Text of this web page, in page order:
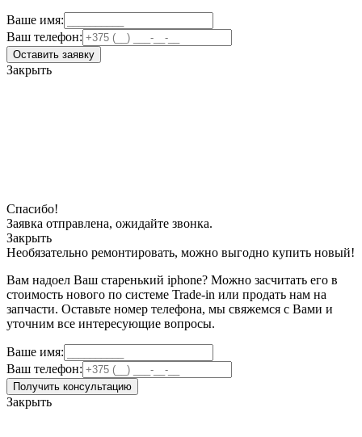
Ваше имя:
Ваш телефон:
Оставить заявку
Закрыть
Спасибо!
Заявка отправлена, ожидайте звонка.
Закрыть
Необязательно ремонтировать, можно выгодно купить новый!
Вам надоел Ваш старенький iphone? Можно засчитать его в
стоимость нового по системе Trade-in или продать нам на
запчасти. Оставьте номер телефона, мы свяжемся с Вами и
уточним все интересующие вопросы.
Ваше имя:
Ваш телефон:
Получить консультацию
Закрыть